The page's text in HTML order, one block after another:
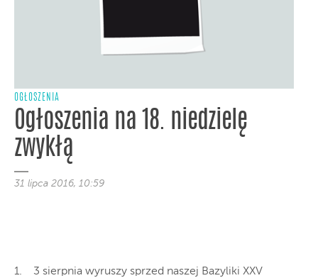
OGŁOSZENIA
Ogłoszenia na 18. niedzielę
zwykłą
31 lipca 2016, 10:59
1. 3 sierpnia wyruszy sprzed naszej Bazyliki XXV